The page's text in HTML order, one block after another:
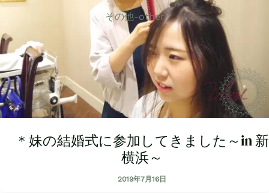
その他-other
＊妹の結婚式に参加してきました～in 新
横浜～
2019年7月16日